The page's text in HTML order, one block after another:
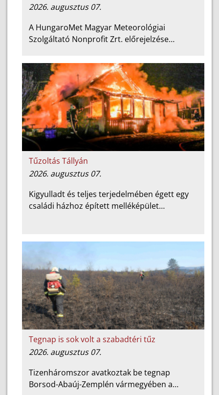
2026. augusztus 07.
A HungaroMet Magyar Meteorológiai
Szolgáltató Nonprofit Zrt. előrejelzése…
Tűzoltás Tállyán
2026. augusztus 07.
Kigyulladt és teljes terjedelmében égett egy
családi házhoz épített melléképület…
Tegnap is sok volt a szabadtéri tűz
2026. augusztus 07.
Tizenháromszor avatkoztak be tegnap
Borsod-Abaúj-Zemplén vármegyében a…